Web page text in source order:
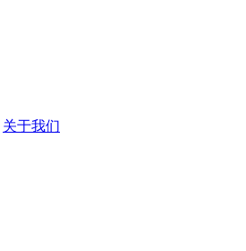
关于我们